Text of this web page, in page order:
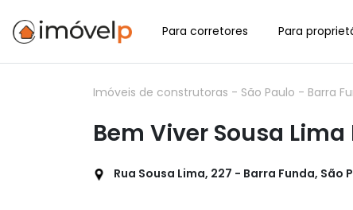
Para corretores Para
Imóveis de construtoras - São Paulo - Barra
Bem Viver Sousa Lima
Rua Sousa Lima, 227 - Barra Funda, São